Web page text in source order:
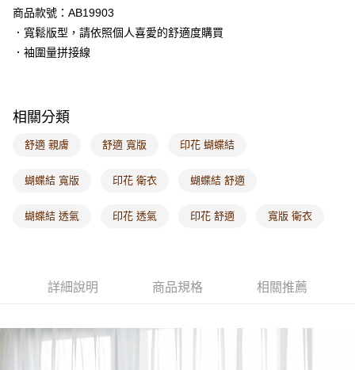
付款後7-11取貨
每筆NT$60，滿NT$1,000(含以上)免運費
付款後門市自取
每筆NT$60，滿NT$1,000(含以上)免運費
商品款號：AB19903
．寬鬆版型，請依照個人喜愛的舒適度購買
．袖圍量拼接線
相關分類
舒適 親膚 舒適 寬版 印花 蝴蝶結
蝴蝶結 寬版 印花 衛衣 蝴蝶結 舒適
蝴蝶結 透氣 印花 透氣 印花 舒適 寬版 衛衣
詳細說明 商品規格 相關推薦